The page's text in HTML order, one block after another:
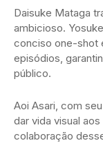
Daisuke Mataga
ambicioso.
conciso one-shot
episódios,
público.
Aoi Asari, com
dar vida visual
colaboração